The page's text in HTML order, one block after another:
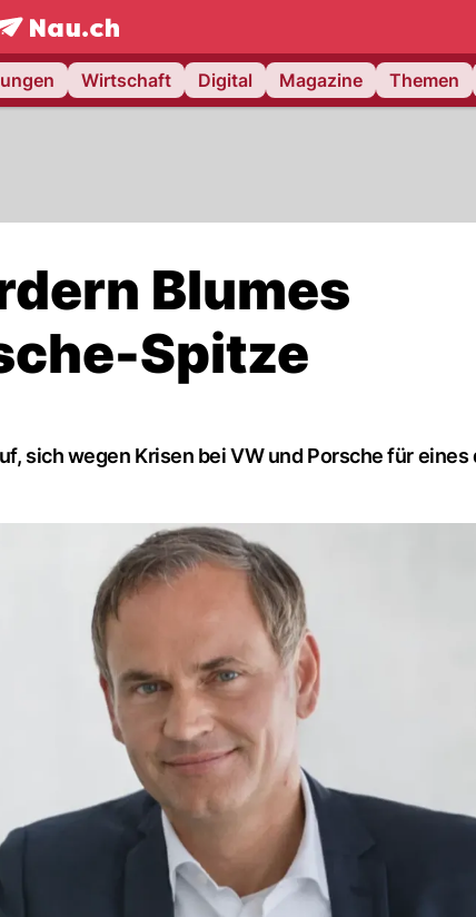
NAU.ch
Wirtschaft Digital Magazine Themen
Blumes
Spitze
sich wegen Krisen bei VW und Porsche für eines